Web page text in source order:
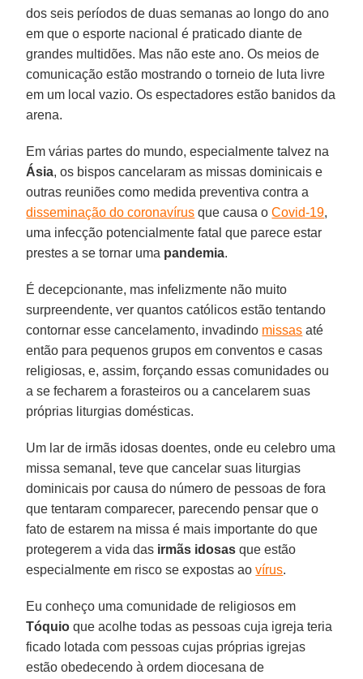
dos seis períodos de duas semanas ao longo do ano
em que o esporte nacional é praticado diante de
grandes multidões. Mas não este ano. Os meios de
comunicação estão mostrando o torneio de luta livre
em um local vazio. Os espectadores estão banidos da
arena.
Em várias partes do mundo, especialmente talvez na
Ásia, os bispos cancelaram as missas dominicais e
outras reuniões como medida preventiva contra a
disseminação do coronavírus que causa oCovid-19,
uma infecção potencialmente fatal que parece estar
prestes a se tornar uma pandemia.
É decepcionante, mas infelizmente não muito
surpreendente, ver quantos católicos estão tentando
contornar esse cancelamento, invadindo missas até
então para pequenos grupos em conventos e casas
religiosas, e, assim, forçando essas comunidades ou
a se fecharem a forasteiros ou a cancelarem suas
próprias liturgias domésticas.
Um lar de irmãs idosas doentes, onde eu celebro uma
missa semanal, teve que cancelar suas liturgias
dominicais por causa do número de pessoas de fora
que tentaram comparecer, parecendo pensar que o
fato de estarem na missa é mais importante do que
protegerem a vida das irmãs idosas que estão
especialmente em risco se expostas aovírus.
Eu conheço uma comunidade de religiosos em
Tóquio que acolhe todas as pessoas cuja igreja teria
ficado lotada com pessoas cujas próprias igrejas
estão obedecendo à ordem diocesana de